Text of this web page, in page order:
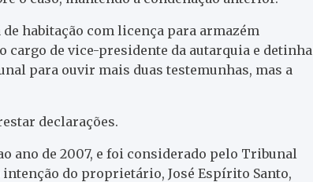
habitação com licença para armazém
cargo de vice-presidente da autarquia e detinha
para ouvir mais duas testemunhas, mas a
declarações.
ano de 2007, e foi considerado pelo Tribunal
intenção do proprietário, José Espírito Santo,